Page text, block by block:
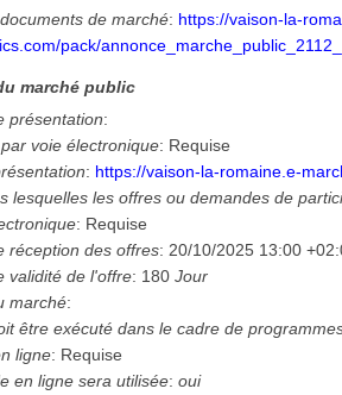
de marché: https://vaison-la-
pack/
marché public
présentation:
voie électronique: Requise
: https://vaison-la-romaine.e-
lesquelles les offres ou demandes de
: Requise
réception des offres:20/10/2025 13:00
validité de l'offre: 180 Jour
marché:
être exécuté dans le cadre de
ligne: Requise
en ligne sera utilisée:oui